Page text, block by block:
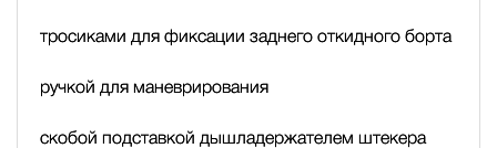
тросиками для фиксации заднего откидного борта
ручкой для маневрирования
скобой подставкой дышладержателем штекера